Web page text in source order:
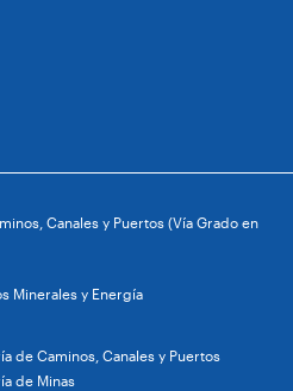
Canales y Puertos (Vía Grado en
Minerales y Energía
de Caminos, Canales y Puertos
de Minas